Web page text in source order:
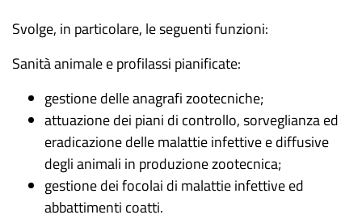
Svolge, in particolare, le seguenti funzioni:
Sanità animale e profilassi pianificate:
gestione delle anagrafi zootecniche;
attuazione dei piani di controllo, sorveglianza ed
eradicazione delle malattie infettive e diffusive
degli animali in produzione zootecnica;
gestione dei focolai di malattie infettive ed
abbattimenti coatti.